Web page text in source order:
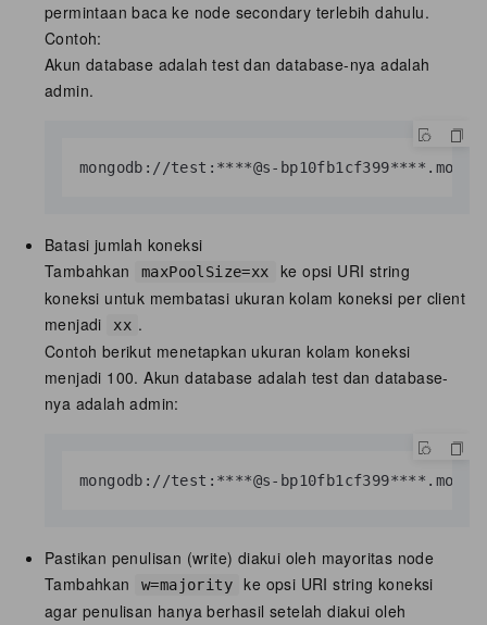
permintaan baca ke node secondary terlebih dahulu.
Contoh:
Akun database adalah test dan database-nya adalah
admin.
mongodb://test:****@s-
Batasi jumlah koneksi
Tambahkan
maxPoolSize=xx
ke opsi URI string
koneksi untuk membatasi ukuran kolam koneksi per client
menjadi
xx .
Contoh berikut menetapkan ukuran kolam koneksi
menjadi 100. Akun database adalah test dan database-
nya adalah admin:
mongodb://test:****@s-
Pastikan penulisan (write) diakui oleh mayoritas node
Tambahkan
w=majority
ke opsi URI string koneksi
agar penulisan hanya berhasil setelah diakui oleh